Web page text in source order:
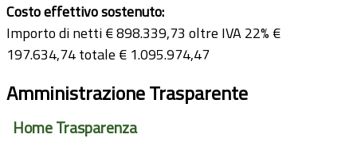
Costo effettivo sostenuto:
Importo di netti € 898.339,73 oltre IVA 22% €
197.634,74 totale € 1.095.974,47
Amministrazione Trasparente
Home Trasparenza